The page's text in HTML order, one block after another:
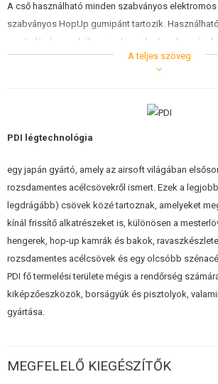
ELÉRHETŐSÉG
A cső használható minden szabványos
szabványos HopUp gumipánt tartozik. Használható
mesterlövészpuskákon is, de csak olyan kamrával
teszi az elektromos pisztolycsövek használatát. Ha
Hossz: 303 mm (a hossz alkalmas például
elektromos fegyverhez is)
Belső átmérő: 6,01mm
Tolerancia: ±0,002 mm
Megfelelő gumiszalag: klasszikus elektromos
A PDI Co., Ltd. egy 1991-ben alapított japán vállalat,
legrégebbi airsoft fegyverek pótalkatrészgyártója.
számos innovatív megoldásáról ismert.
Megjegyzés: A cső pontossága miatt fontos, hogy
A teljes szöveg
PDI légtechnológia
egy japán gyártó, amely az airsoft világában
rozsdamentes acélcsövekről ismert. Ezek a
legdrágább) csövek közé tartoznak, amelyeket
kínál frissítő alkatrészeket is, különösen a
hengerek, hop-up kamrák és bakok,
rozsdamentes acélcsövek és egy olcsóbb
PDI fő termelési területe mégis a rendőrség
kiképzőeszközök, borságyúk és pisztolyok,
gyártása.
MEGFELELŐ KIEGÉSZÍTŐK